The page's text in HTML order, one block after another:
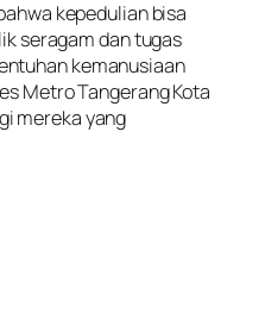
kepedulian bisa
seragam dan tugas
kemanusiaan
Metro Tangerang Kota
mereka yang